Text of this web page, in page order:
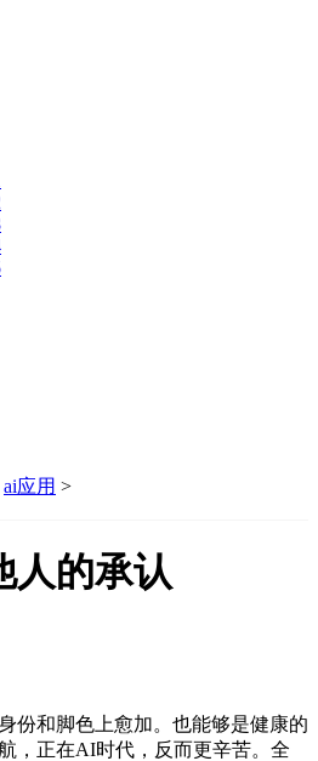
ai应用 >
人的承认
和脚色上愈加。也能够是健康的
，正在AI时代，反而更辛苦。全